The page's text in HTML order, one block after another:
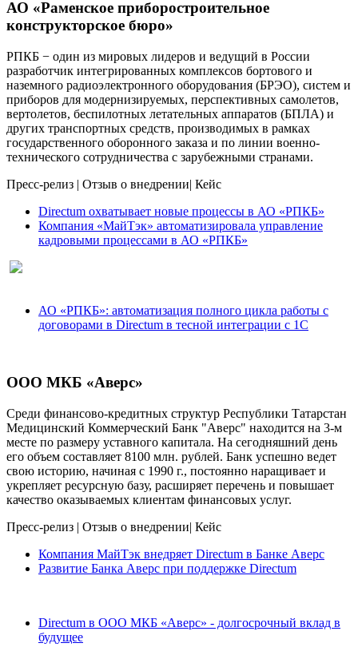
АО «Раменское приборостроительное
конструкторское бюро»
РПКБ − один из мировых лидеров и ведущий в России
разработчик интегрированных комплексов бортового и
наземного радиоэлектронного оборудования (БРЭО), систем и
приборов для модернизируемых, перспективных самолетов,
вертолетов, беспилотных летательных аппаратов (БПЛА) и
других транспортных средств, производимых в рамках
государственного оборонного заказа и по линии военно-
технического сотрудничества с зарубежными странами.
Пресс-релиз | Отзыв о внедрении| Кейс
Directum охватывает новые процессы в АО «РПКБ»
Компания «МайТэк» автоматизировала управление
кадровыми процессами в АО «РПКБ»
АО «РПКБ»: автоматизация полного цикла работы с
договорами в Directum в тесной интеграции с 1С
ООО МКБ «Аверс»
Среди финансово-кредитных структур Республики Татарстан
Медицинский Коммерческий Банк "Аверс" находится на 3-м
месте по размеру уставного капитала. На сегодняшний день
его объем составляет 8100 млн. рублей. Банк успешно ведет
свою историю, начиная с 1990 г., постоянно наращивает и
укрепляет ресурсную базу, расширяет перечень и повышает
качество оказываемых клиентам финансовых услуг.
Пресс-релиз | Отзыв о внедрении| Кейс
Компания МайТэк внедряет Directum в Банке Аверс
Развитие Банка Аверс при поддержке Directum
Directum в ООО МКБ «Аверс» - долгосрочный вклад в
будущее